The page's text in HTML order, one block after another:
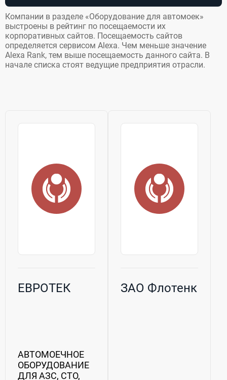
Компании в разделе «Оборудование для автомоек»
выстроены в рейтинг по посещаемости их
корпоративных сайтов. Посещаемость сайтов
определяется сервисом Alexa. Чем меньше значение
Alexa Rank, тем выше посещаемость данного сайта. В
начале списка стоят ведущие предприятия отрасли.
ЕВРОТЕК
АВТОМОЕЧНОЕ
ОБОРУДОВАНИЕ
ДЛЯ АЗС, СТО,
ЗАО Флотенк